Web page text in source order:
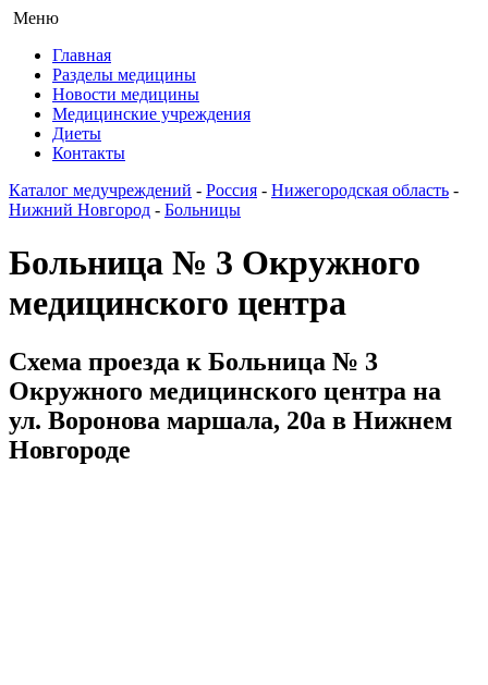
Меню
Главная
Разделы медицины
Новости медицины
Медицинские учреждения
Диеты
Контакты
Каталог медучреждений - Россия - Нижегородская область -
Нижний Новгород - Больницы
Больница № 3 Окружного
медицинского центра
Схема проезда к Больница № 3
Окружного медицинского центра на
ул. Воронова маршала, 20а в Нижнем
Новгороде